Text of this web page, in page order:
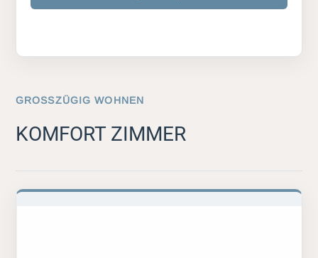
GROSSZÜGIG WOHNEN
KOMFORT ZIMMER